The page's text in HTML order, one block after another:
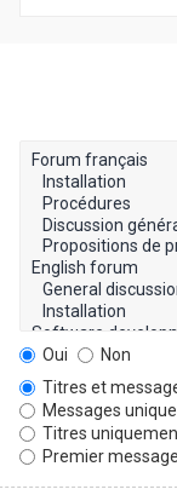
Oui
Non
Titres et
Messages
Titres
Premier